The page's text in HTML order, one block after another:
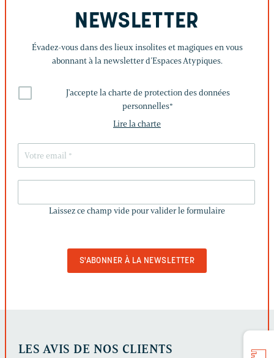
NEWSLETTER
Évadez-vous dans des lieux insolites et magiques en vous
abonnant à la newsletter d’Espaces Atypiques.
J'accepte la charte de protection des données
personnelles*
Lire la charte
CHAMP
Laissez ce champ vide pour valider le formulaire
LES AVIS DE NOS CLIENTS